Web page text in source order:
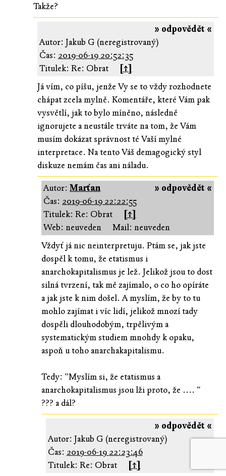
Takže?
» odpovědět «
Autor: Jakub G (neregistrovaný)
Čas: 2019-06-19 20:52:35
Titulek: Re: Obrat
[↑]
Já vím, co píšu, jenže Vy se to vždy rozhodnete
chápat zcela mylně. Komentáře, které Vám pak
vysvětlí, jak to bylo míněno, následně
ignorujete a neustále trváte na tom, že Vám
musím dokázat správnost té Vaší mylné
interpretace. Na tento Váš demagogický styl
diskuze nemám čas ani náladu.
» odpovědět «
Autor:Marťan
Čas: 2019-06-19 22:22:55
Titulek: Re: Obrat
[↑]
Web: neuveden
Mail: neuveden
Vždyť já nic neinterpretuju. Ptám se, jak jste
dospěl k tomu, že etatismus i
anarchokapitalismus je lež. Jelikož jsou to dost
silná tvrzení, tak mě zajímalo, o co ho opíráte
a jak jste k nim došel. A myslím, že by to tu
mohlo zajímat i víc lidí, jelikož mnozí tady
dospěli dlouhodobým, trpělivým a
systematickým studiem mnohdy k opaku,
aspoň u toho anarchakapitalismu.
Tedy: "Myslím si, že etatismus a
anarchokapitalismus jsou lži proto, že .... "
??? a dál?
» odpovědět «
Autor: Jakub G (neregistrovaný)
Čas: 2019-06-19 22:23:46
Titulek: Re: Obrat
[↑]